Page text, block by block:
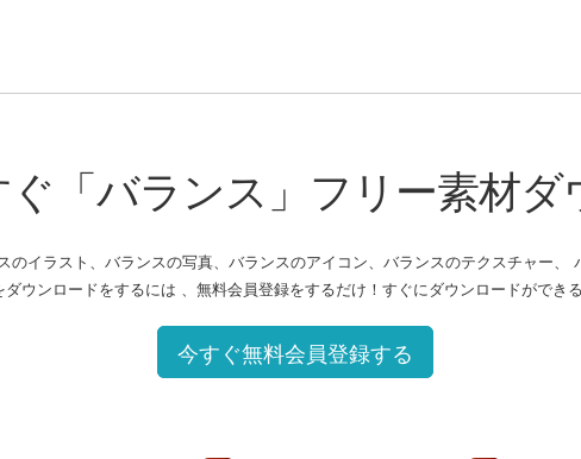
「バランス」フリー素材ダ
イラスト、バランスの写真、バランスのアイコン、バランスのテクスチャー、
ウンロードをするには 、無料会員登録をするだけ！すぐにダウンロードができる
今すぐ無料会員登録する